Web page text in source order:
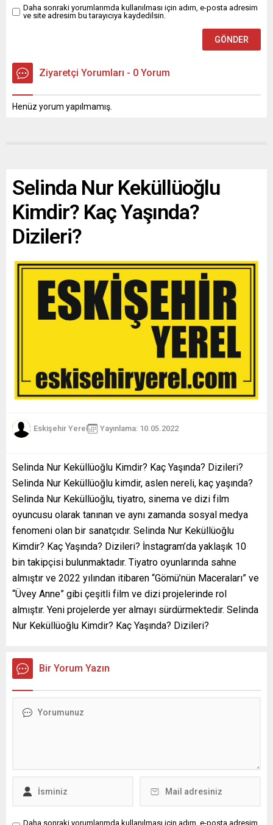
Daha sonraki yorumlarımda kullanılması için adım, e-posta adresim
ve site adresim bu tarayıcıya kaydedilsin.
Ziyaretçi Yorumları - 0 Yorum
Henüz yorum yapılmamış.
Selinda Nur Keküllüoğlu
Kimdir? Kaç Yaşında?
Dizileri?
Eskişehir Yerel Yayınlama: 10.05.2022
Selinda Nur Keküllüoğlu Kimdir? Kaç Yaşında? Dizileri?
Selinda Nur Keküllüoğlu kimdir, aslen nereli, kaç yaşında?
Selinda Nur Keküllüoğlu, tiyatro, sinema ve dizi film
oyuncusu olarak tanınan ve aynı zamanda sosyal medya
fenomeni olan bir sanatçıdır. Selinda Nur Keküllüoğlu
Kimdir? Kaç Yaşında? Dizileri? İnstagram’da yaklaşık 10
bin takipçisi bulunmaktadır. Tiyatro oyunlarında sahne
almıştır ve 2022 yılından itibaren “Gömü’nün Maceraları” ve
“Üvey Anne” gibi çeşitli film ve dizi projelerinde rol
almıştır. Yeni projelerde yer almayı sürdürmektedir. Selinda
Nur Keküllüoğlu Kimdir? Kaç Yaşında? Dizileri?
Bir Yorum Yazın
Daha sonraki yorumlarımda kullanılması için adım, e-posta adresim